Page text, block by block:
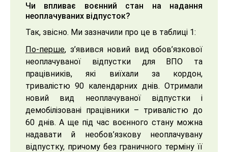
Чи впливає воєнний стан на надання
неоплачуваних відпусток?
Так, звісно. Ми зазначили про це в таблиці 1:
По-перше, з’явився новий вид обов’язкової
неоплачуваної відпустки для ВПО та
працівників, які виїхали за кордон,
тривалістю 90 календарних днів. Отримали
новий вид неоплачуваної відпустки і
демобілізовані працівники – тривалістю до
60 днів. А ще під час воєнного стану можна
надавати й необов’язкову неоплачувану
відпустку, причому без граничного терміну її